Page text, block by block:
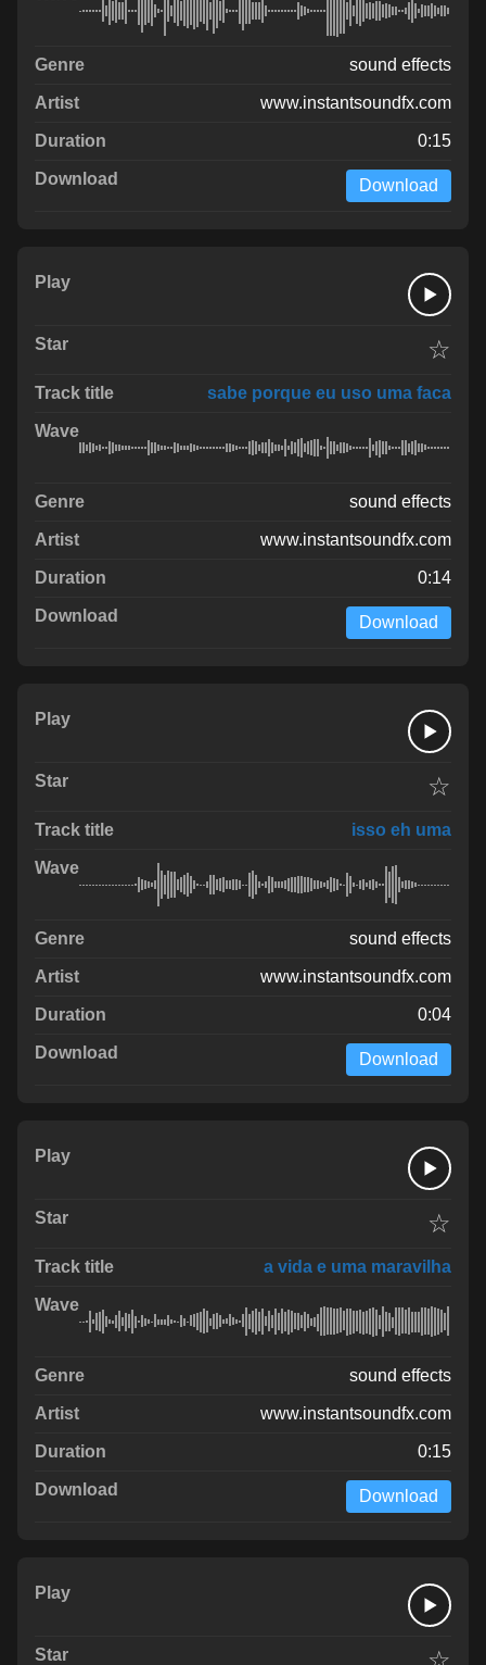
sound effects
www.instantsoundfx.com
0:15
Download
☆
sabe porque eu uso uma faca
sound effects
www.instantsoundfx.com
0:14
Download
☆
isso eh uma
sound effects
www.instantsoundfx.com
0:04
Download
☆
a vida e uma maravilha
sound effects
www.instantsoundfx.com
0:15
Download